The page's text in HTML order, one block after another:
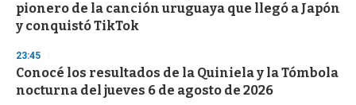
pionero de la canción uruguaya que llegó a Japón
y conquistó TikTok
23:45
Conocé los resultados de la Quiniela y la Tómbola
nocturna del jueves 6 de agosto de 2026